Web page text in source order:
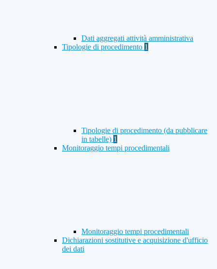
Dati aggregati attività amministrativa
Tipologie di procedimento 1
Tipologie di procedimento (da pubblicare
in tabelle) 1
Monitoraggio tempi procedimentali
Monitoraggio tempi procedimentali
Dichiarazioni sostitutive e acquisizione d'ufficio
dei dati